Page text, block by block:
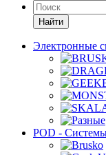
Найти
Электронные
POD -